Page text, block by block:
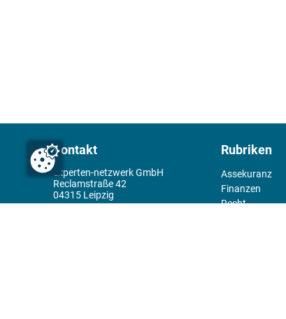
Kontakt
experten-netzwerk GmbH
Reclamstraße 42
04315 Leipzig
Rubriken
Assekuranz
Finanzen
Recht